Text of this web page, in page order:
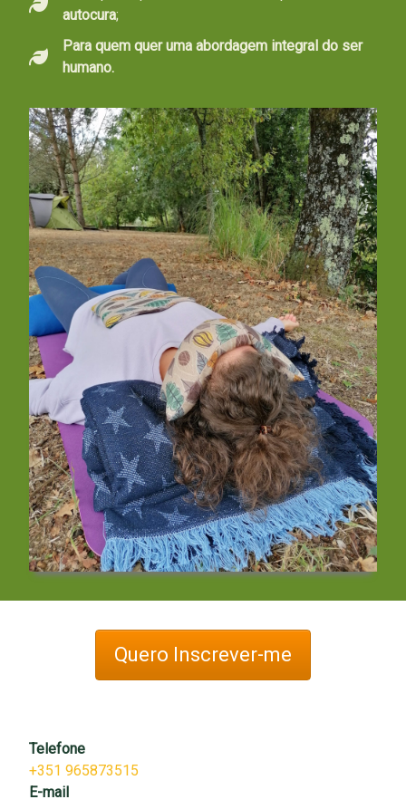
autocura;
Para quem quer uma abordagem integral do ser
humano.
Quero Inscrever-me
Telefone
+351 965873515
E-mail